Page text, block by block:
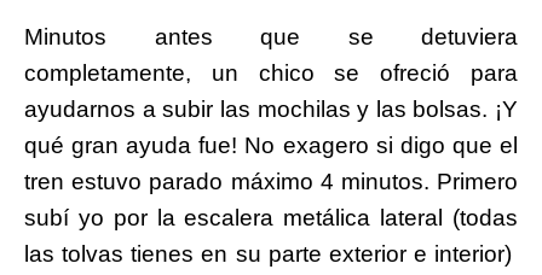
Minutos antes que se detuviera
completamente, un chico se ofreció para
ayudarnos a subir las mochilas y las bolsas. ¡Y
qué gran ayuda fue! No exagero si digo que el
tren estuvo parado máximo 4 minutos. Primero
subí yo por la escalera metálica lateral (todas
las tolvas tienes en su parte exterior e interior)